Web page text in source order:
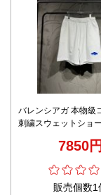
バレンシアガ 本物級
刺繍スウェットショ
7850円
販売個数1